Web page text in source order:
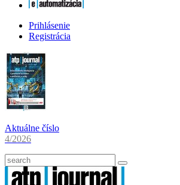
Prihlásenie
Registrácia
Aktuálne číslo
4/2026